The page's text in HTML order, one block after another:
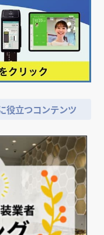
役立つコンテンツ